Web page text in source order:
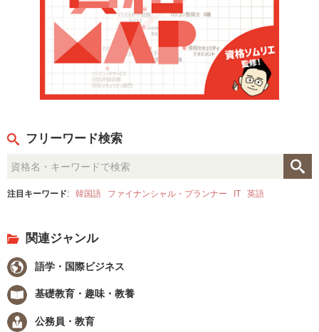
フリーワード検索
注目キーワード: 韓国語 ファイナンシャル・プランナー IT 英語
関連ジャンル
語学・国際ビジネス
基礎教育・趣味・教養
公務員・教育